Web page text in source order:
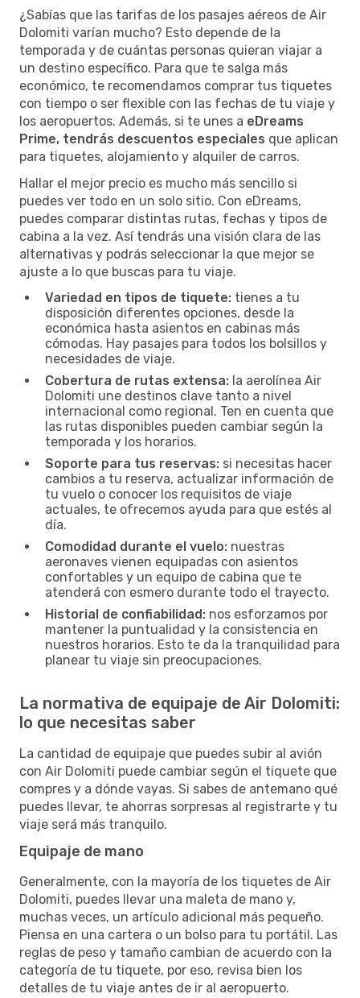
¿Sabías que las tarifas de los pasajes aéreos de Air
Dolomiti varían mucho? Esto depende de la
temporada y de cuántas personas quieran viajar a
un destino específico. Para que te salga más
económico, te recomendamos comprar tus tiquetes
con tiempo o ser flexible con las fechas de tu viaje y
los aeropuertos. Además, si te unes a eDreams
Prime, tendrás descuentos especiales que aplican
para tiquetes, alojamiento y alquiler de carros.
Hallar el mejor precio es mucho más sencillo si
puedes ver todo en un solo sitio. Con eDreams,
puedes comparar distintas rutas, fechas y tipos de
cabina a la vez. Así tendrás una visión clara de las
alternativas y podrás seleccionar la que mejor se
ajuste a lo que buscas para tu viaje.
Variedad en tipos de tiquete: tienes a tu
disposición diferentes opciones, desde la
económica hasta asientos en cabinas más
cómodas. Hay pasajes para todos los bolsillos y
necesidades de viaje.
Cobertura de rutas extensa: la aerolínea Air
Dolomiti une destinos clave tanto a nivel
internacional como regional. Ten en cuenta que
las rutas disponibles pueden cambiar según la
temporada y los horarios.
Soporte para tus reservas: si necesitas hacer
cambios a tu reserva, actualizar información de
tu vuelo o conocer los requisitos de viaje
actuales, te ofrecemos ayuda para que estés al
día.
Comodidad durante el vuelo: nuestras
aeronaves vienen equipadas con asientos
confortables y un equipo de cabina que te
atenderá con esmero durante todo el trayecto.
Historial de confiabilidad: nos esforzamos por
mantener la puntualidad y la consistencia en
nuestros horarios. Esto te da la tranquilidad para
planear tu viaje sin preocupaciones.
La normativa de equipaje de Air Dolomiti:
lo que necesitas saber
La cantidad de equipaje que puedes subir al avión
con Air Dolomiti puede cambiar según el tiquete que
compres y a dónde vayas. Si sabes de antemano qué
puedes llevar, te ahorras sorpresas al registrarte y tu
viaje será más tranquilo.
Equipaje de mano
Generalmente, con la mayoría de los tiquetes de Air
Dolomiti, puedes llevar una maleta de mano y,
muchas veces, un artículo adicional más pequeño.
Piensa en una cartera o un bolso para tu portátil. Las
reglas de peso y tamaño cambian de acuerdo con la
categoría de tu tiquete, por eso, revisa bien los
detalles de tu viaje antes de ir al aeropuerto.